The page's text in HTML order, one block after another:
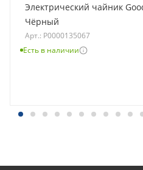
Электрический чайник
Чёрный
Арт.: Р0000135067
Есть в наличии